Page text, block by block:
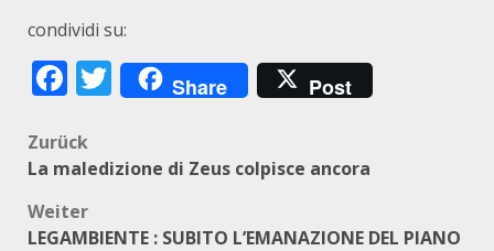
condividi su:
Facebook
Twitter
Share Post
Beitragsnavigation
Zurück
La maledizione di Zeus colpisce ancora
Weiter
LEGAMBIENTE : SUBITO L’EMANAZIONE DEL PIANO